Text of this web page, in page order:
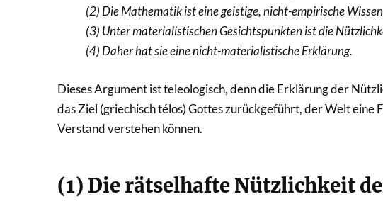
(2) Die Mathematik ist eine geistige, nicht-empirische
(3) Unter materialistischen Gesichtspunkten ist die
(4) Daher hat sie eine nicht-materialistische Erklärung.
Dieses Argument ist teleologisch, denn die Erklärung der
das Ziel (griechisch télos) Gottes zurückgeführt, der Welt eine
Verstand verstehen können.
(1) Die rätselhafte Nützlichkeit